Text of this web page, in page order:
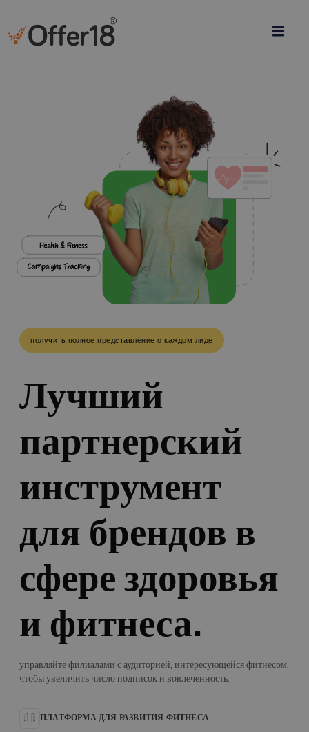
получить полное представление о каждом лиде
Лучший
партнерский
инструмент
для брендов в
сфере здоровья
и фитнеса.
управляйте филиалами с аудиторией, интересующейся фитнесом,
чтобы увеличить число подписок и вовлеченность.
ПЛАТФОРМА ДЛЯ РАЗВИТИЯ ФИТНЕСА